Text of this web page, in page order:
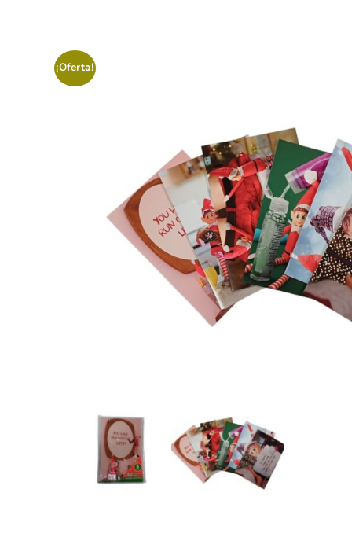
¡Oferta!